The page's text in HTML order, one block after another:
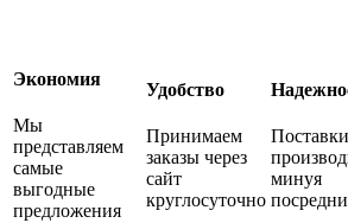
Экономия
Мы
представляем
самые
выгодные
предложения
Удобство
Принимаем
заказы через
сайт
круглосуточно
минуя